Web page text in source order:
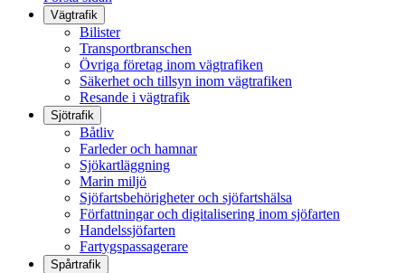
Vägtrafik
Bilister
Transportbranschen
Övriga företag inom vägtrafiken
Säkerhet och tillsyn inom vägtrafiken
Resande i vägtrafik
Sjötrafik
Båtliv
Farleder och hamnar
Sjökartläggning
Marin miljö
Sjöfartsbehörigheter och sjöfartshälsa
Författningar och digitalisering inom sjöfarten
Handelssjöfarten
Fartygspassagerare
Spårtrafik